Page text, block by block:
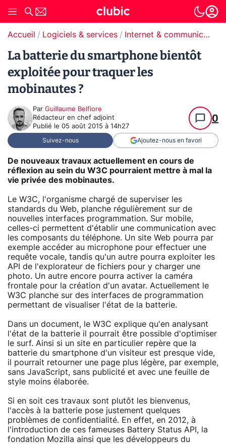
Accueil Logiciels & services Internet & communication
La batterie du smartphone bientôt
exploitée pour traquer les
mobinautes ?
Par Guillaume Belfiore
Rédacteur en chef adjoint
Publié le 05 août 2015 à 14h27
0
Suivez-nous Ajoutez-nous en favori
De nouveaux travaux actuellement en cours de
réflexion au sein du W3C pourraient mettre à mal la
vie privée des mobinautes.
Le W3C, l'organisme chargé de superviser les
standards du Web, planche régulièrement sur de
nouvelles interfaces programmation. Sur mobile,
celles-ci permettent d'établir une communication avec
les composants du téléphone. Un site Web pourra par
exemple accéder au microphone pour effectuer une
requête vocale, tandis qu'un autre pourra exploiter les
API de l'explorateur de fichiers pour y charger une
photo. Un autre encore pourra activer la caméra
frontale pour la création d'un avatar. Actuellement le
W3C planche sur des interfaces de programmation
permettant de visualiser l'état de la batterie.
Dans un document, le W3C explique qu'en analysant
l'état de la batterie il pourrait être possible d'optimiser
le surf. Ainsi si un site en particulier repère que la
batterie du smartphone d'un visiteur est presque vide,
il pourrait retourner une page plus légère, par exemple,
sans JavaScript, sans publicité et avec une feuille de
style moins élaborée.
Si en soit ces travaux sont plutôt les bienvenus,
l'accès à la batterie pose justement quelques
problèmes de confidentialité. En effet, en 2012, à
l'introduction de ces fameuses Battery Status API, la
fondation Mozilla ainsi que les développeurs du